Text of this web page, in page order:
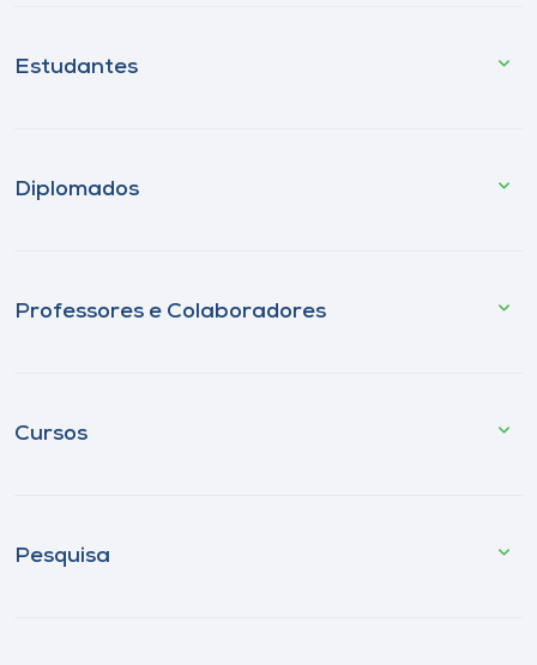
Estudantes
Diplomados
Professores e Colaboradores
Cursos
Pesquisa